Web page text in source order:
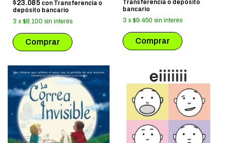
$23.085 con Transferencia o
depósito bancario
3 x $8.100 sin interés
Transferencia o depósito
bancario
3 x $9.450 sin interés